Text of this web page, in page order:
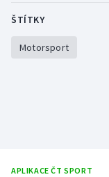
ŠTÍTKY
Motorsport
APLIKACE ČT SPORT